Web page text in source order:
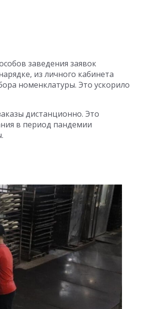
заведения заявок
из личного кабинета
номенклатуры. Это ускорило
дистанционно. Это
в период пандемии